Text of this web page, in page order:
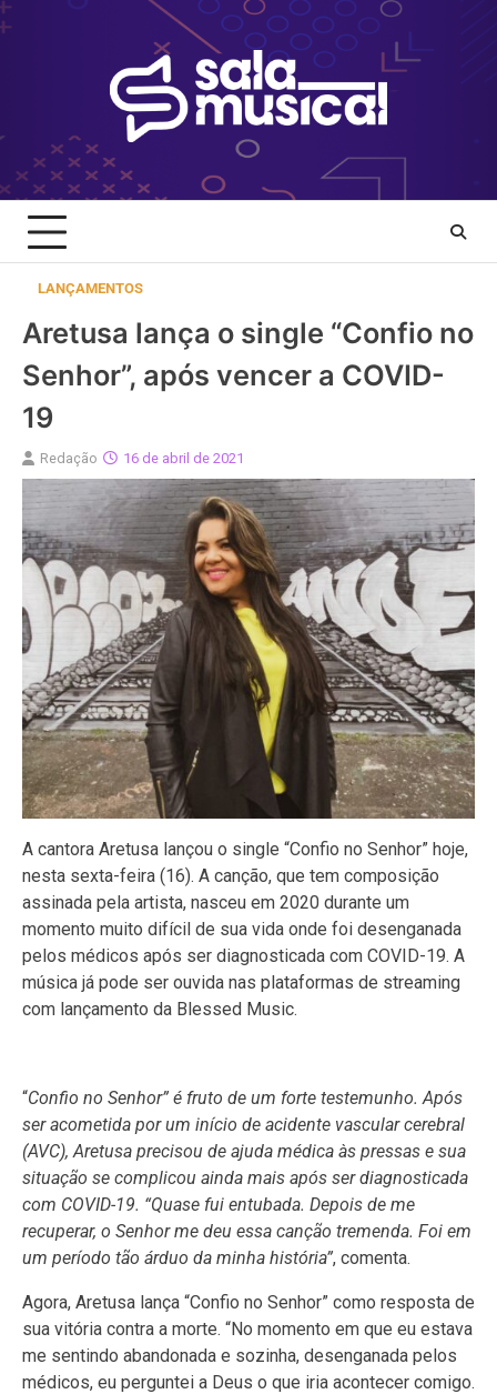
Skip
to
LANÇAMENTOS
Aretusa lança o single “Confio no
Senhor”, após vencer a COVID-
19
Redação 16 de abril de 2021
A cantora Aretusa lançou o single “Confio no Senhor” hoje,
nesta sexta-feira (16). A canção, que tem composição
assinada pela artista, nasceu em 2020 durante um
momento muito difícil de sua vida onde foi desenganada
pelos médicos após ser diagnosticada com COVID-19. A
música já pode ser ouvida nas plataformas de streaming
com lançamento da Blessed Music.
“Confio no Senhor” é fruto de um forte testemunho. Após
ser acometida por um início de acidente vascular cerebral
(AVC), Aretusa precisou de ajuda médica às pressas e sua
situação se complicou ainda mais após ser diagnosticada
com COVID-19. “Quase fui entubada. Depois de me
recuperar, o Senhor me deu essa canção tremenda. Foi em
um período tão árduo da minha história”, comenta.
Agora, Aretusa lança “Confio no Senhor” como resposta de
sua vitória contra a morte. “No momento em que eu estava
me sentindo abandonada e sozinha, desenganada pelos
médicos, eu perguntei a Deus o que iria acontecer comigo.